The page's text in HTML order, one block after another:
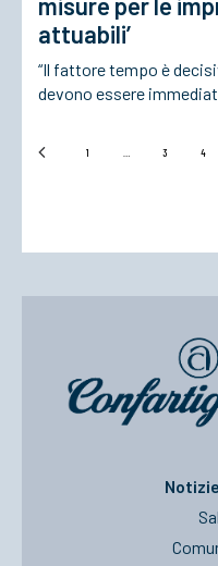
attuabili’
“Il fattore tempo è
devono essere
1 3 4